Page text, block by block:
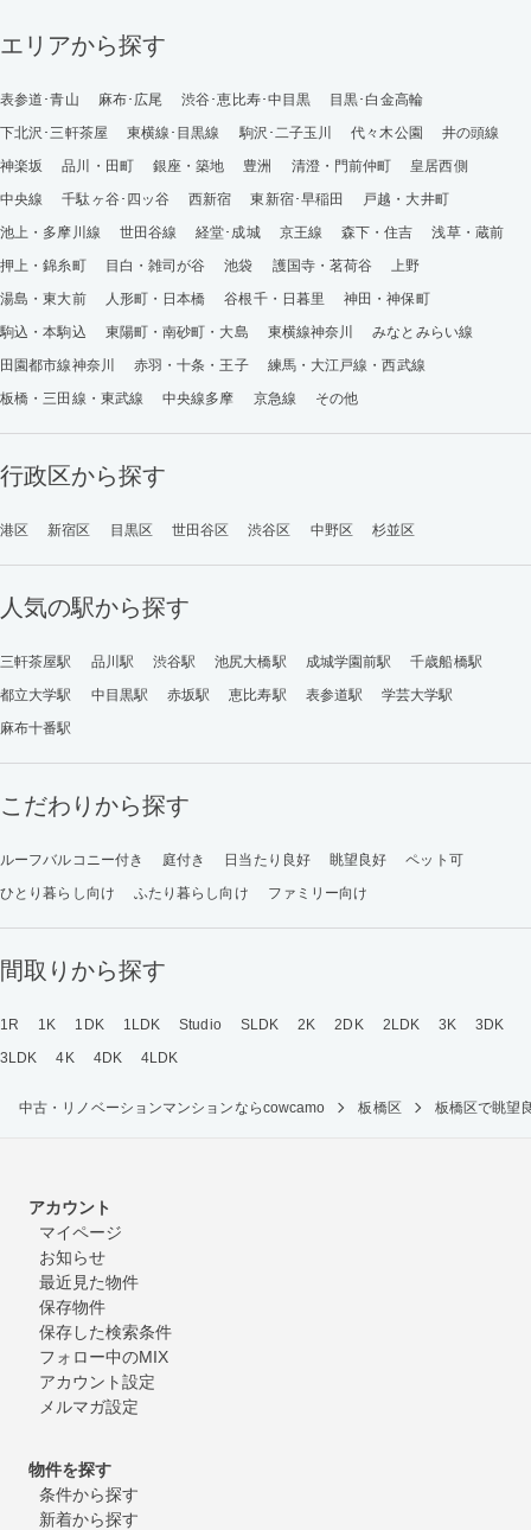
エリアから探す
表参道･青山 麻布･広尾 渋谷･恵比寿･中目黒
目黒･白金高輪
下北沢･三軒茶屋
東横線･目黒線 駒沢･二子玉川 代々木公園
井の頭線
神楽坂
品川・田町 銀座・築地 豊洲 清澄・門前仲町
皇居西側
中央線
千駄ヶ谷･四ッ谷 西新宿 東新宿･早稲田
戸越・大井町
池上・多摩川線
世田谷線 経堂･成城 京王線 森下・住吉
浅草・蔵前
押上・錦糸町
目白・雑司が谷 池袋 護国寺・茗荷谷
上野
湯島・東大前
人形町・日本橋 谷根千・日暮里
神田・神保町
駒込・本駒込
東陽町・南砂町・大島 東横線神奈川
みなとみらい線
田園都市線神奈川
赤羽・十条・王子
練馬・大江戸線・西武線
板橋・三田線・東武線
中央線多摩 京急線 その他
行政区から探す
港区 新宿区 目黒区 世田谷区 渋谷区 中野区 杉並区
人気の駅から探す
三軒茶屋駅 品川駅 渋谷駅 池尻大橋駅 成城学園前駅
千歳船橋駅
都立大学駅
中目黒駅 赤坂駅 恵比寿駅 表参道駅
学芸大学駅
麻布十番駅
こだわりから探す
ルーフバルコニー付き 庭付き 日当たり良好 眺望良好
ペット可
ひとり暮らし向け
ふたり暮らし向け ファミリー向け
間取りから探す
1R 1K 1DK 1LDK Studio SLDK 2K 2DK 2LDK 3K
3DK
3LDK
4K 4DK 4LDK
中古・リノベーションマンションならcowcamo 板橋区 板橋区で眺望
アカウント
マイページ
お知らせ
最近見た物件
保存物件
保存した検索条件
フォロー中のMIX
アカウント設定
メルマガ設定
物件を探す
条件から探す
新着から探す